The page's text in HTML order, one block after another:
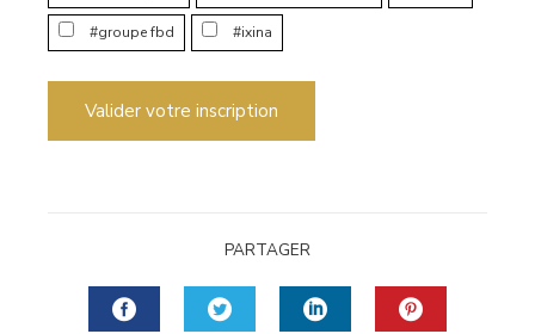
#groupe fbd #ixina
Valider votre inscription
PARTAGER